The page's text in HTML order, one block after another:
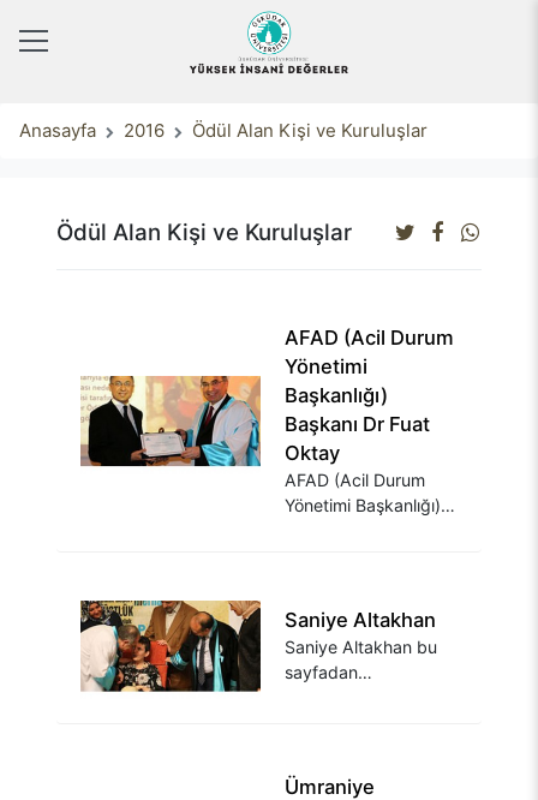
Anasayfa 2016 Ödül Alan Kişi ve Kuruluşlar
Ödül Alan Kişi ve Kuruluşlar
AFAD (Acil Durum
Yönetimi
Başkanlığı)
Başkanı Dr Fuat
Oktay
AFAD (Acil Durum
Yönetimi Başkanlığı)
Saniye Altakhan
Saniye Altakhan bu
sayfadan
Ümraniye